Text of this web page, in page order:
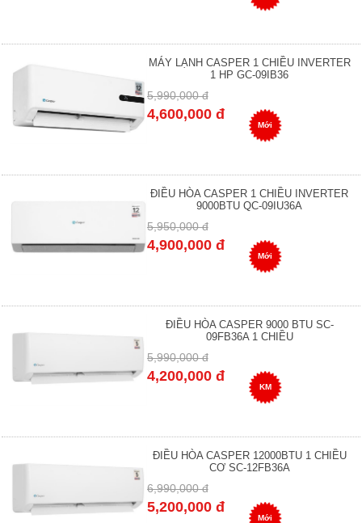
MÁY LẠNH CASPER 1 CHIỀU INVERTER
1 HP GC-09IB36
5,990,000 đ
4,600,000 đ
Mới
ĐIỀU HÒA CASPER 1 CHIỀU INVERTER
9000BTU QC-09IU36A
5,950,000 đ
4,900,000 đ
Mới
ĐIỀU HÒA CASPER 9000 BTU SC-
09FB36A 1 CHIỀU
5,990,000 đ
4,200,000 đ
KM
ĐIỀU HÒA CASPER 12000BTU 1 CHIỀU
CƠ SC-12FB36A
6,990,000 đ
5,200,000 đ
Mới